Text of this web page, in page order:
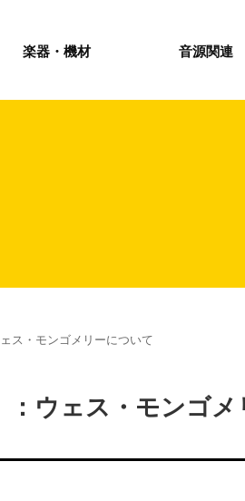
楽器・機材 音源関連
ス・モンゴメリーについて
ウェス・モンゴメ